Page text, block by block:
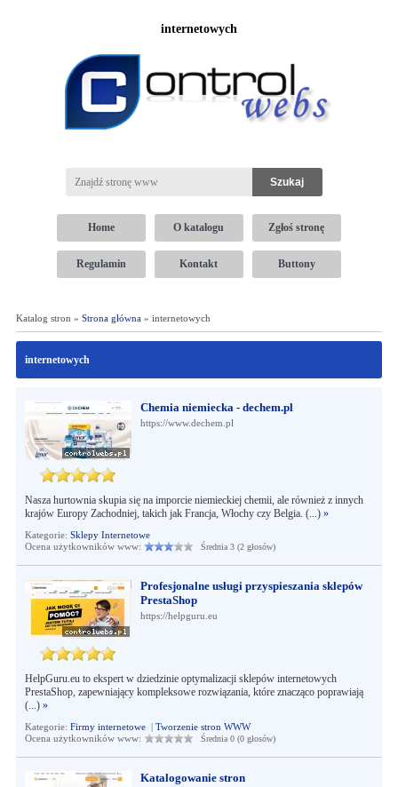
internetowych
Home O katalogu Zgłoś stronę
Regulamin Kontakt Buttony
Katalog stron » Strona główna» internetowych
internetowych
Chemia niemiecka - dechem.pl
https://www.dechem.pl
Nasza hurtownia skupia się na imporcie niemieckiej chemii, ale również z innych
krajów Europy Zachodniej, takich jak Francja, Włochy czy Belgia. (...) »
Kategorie: Sklepy Internetowe
Ocena użytkowników www:
Średnia 3 (2 głosów)
Profesjonalne usługi przyspieszania sklepów
PrestaShop
https://helpguru.eu
HelpGuru.eu to ekspert w dziedzinie optymalizacji sklepów internetowych
PrestaShop, zapewniający kompleksowe rozwiązania, które znacząco poprawiają
(...) »
Kategorie: Firmy internetowe | Tworzenie stron WWW
Ocena użytkowników www:
Średnia 0 (0 głosów)
Katalogowanie stron